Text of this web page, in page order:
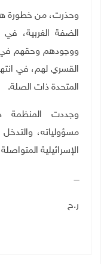
وحذرت، من خطورة
الضفة الغربية،
ووجودهم وحقهم في
القسري لهم، في
المتحدة ذات الصلة.
وجددت المنظمة
مسؤولياته،
الإسرائيلية
ــــ
ر.ح